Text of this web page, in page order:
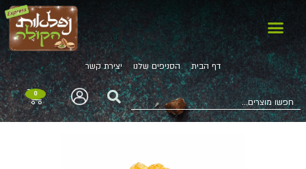
דף הבית הסניפים שלנו יצירת קשר
0